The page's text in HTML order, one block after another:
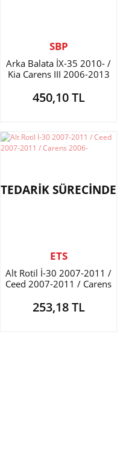
SBP
Arka Balata İX-35 2010- /
Kia Carens III 2006-2013
450,10 TL
TEDARİK SÜRECİNDE
ETS
Alt Rotil İ-30 2007-2011 /
Ceed 2007-2011 / Carens
253,18 TL